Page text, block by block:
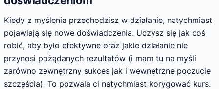
Kiedy z myślenia przechodzisz w działanie, natychmiast
pojawiają się nowe doświadczenia. Uczysz się jak coś
robić, aby było efektywne oraz jakie działanie nie
przynosi pożądanych rezultatów (i mam tu na myśli
zarówno zewnętrzny sukces jak i wewnętrzne poczucie
szczęścia). To pozwala ci natychmiast korygować kurs.